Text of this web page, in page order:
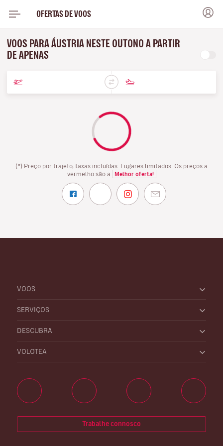
OFERTAS DE VOOS
VOOS PARA ÁUSTRIA NESTE OUTONO A PARTIR
DE APENAS
(*) Preço por trajeto, taxas incluídas. Lugares limitados. Os preços a
vermelho são a
Melhor oferta!
VOOS
SERVIÇOS
DESCUBRA
VOLOTEA
Trabalhe connosco